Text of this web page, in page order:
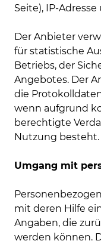
Seite), IP-
Der Anbieter
für statistische
Betriebs, der
Angebotes. Der
die
wenn aufgrund
berechtigte
Nutzung besteht.
Umgang mit
mit deren Hilfe
Angaben, die
werden können.